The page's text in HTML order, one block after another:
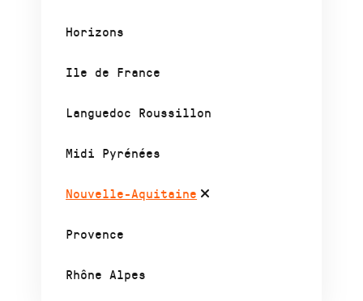
Horizons
Ile de France
Languedoc Roussillon
Midi Pyrénées
Nouvelle-Aquitaine
Provence
Rhône Alpes